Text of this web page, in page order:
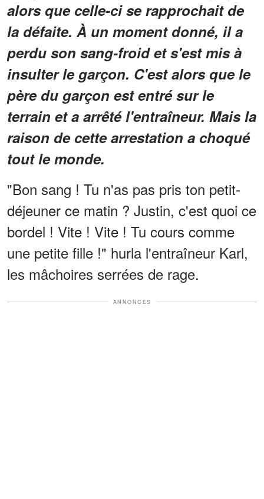
alors que celle-ci se rapprochait de
la défaite. À un moment donné, il a
perdu son sang-froid et s'est mis à
insulter le garçon. C'est alors que le
père du garçon est entré sur le
terrain et a arrêté l'entraîneur. Mais la
raison de cette arrestation a choqué
tout le monde.
"Bon sang ! Tu n'as pas pris ton petit-
déjeuner ce matin ? Justin, c'est quoi ce
bordel ! Vite ! Vite ! Tu cours comme
une petite fille !" hurla l'entraîneur Karl,
les mâchoires serrées de rage.
ANNONCES